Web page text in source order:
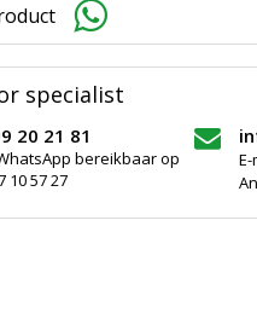
specialist
20 21 81
bereikbaar op
10 57 27